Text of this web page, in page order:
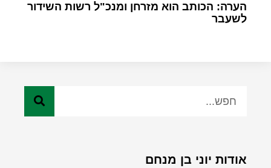
הערה: הכותב הוא מזרחן ומנכ"ל רשות השידור
לשעבר
אודות יוני בן מנחם